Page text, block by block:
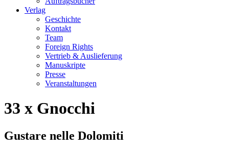
Verlag
Geschichte
Kontakt
Team
Foreign Rights
Vertrieb & Auslieferung
Manuskripte
Presse
Veranstaltungen
33 x Gnocchi
Gustare nelle Dolomiti